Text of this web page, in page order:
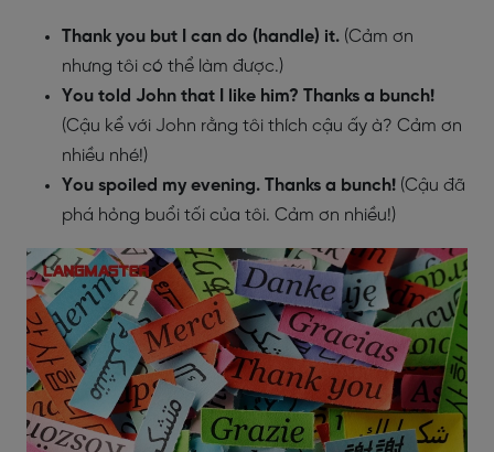
Thank you but I can do (handle) it. (Cảm ơn
nhưng tôi có thể làm được.)
You told John that I like him? Thanks a bunch!
(Cậu kể với John rằng tôi thích cậu ấy à? Cảm ơn
nhiều nhé!)
You spoiled my evening. Thanks a bunch! (Cậu đã
phá hỏng buổi tối của tôi. Cảm ơn nhiều!)